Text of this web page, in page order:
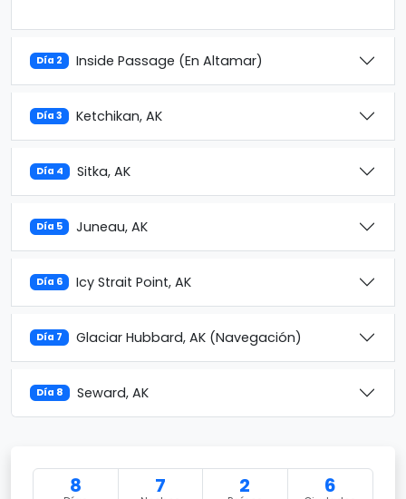
Día 2 Inside Passage (En Altamar)
Día 3 Ketchikan, AK
Día 4 Sitka, AK
Día 5 Juneau, AK
Día 6 Icy Strait Point, AK
Día 7 Glaciar Hubbard, AK (Navegación)
Día 8 Seward, AK
8 7 2 6